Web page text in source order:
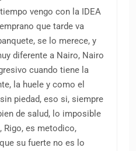
vengo con la IDEA
que tarde va
se lo merece, y
diferente a Nairo, Nairo
cuando tiene la
la huele y como el
piedad, eso si, siempre
de salud, lo imposible
Rigo, es metodico,
su fuerte no es lo